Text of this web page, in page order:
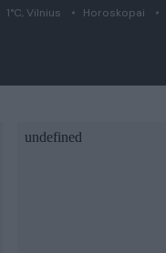
1°C, Vilnius Horoskopai